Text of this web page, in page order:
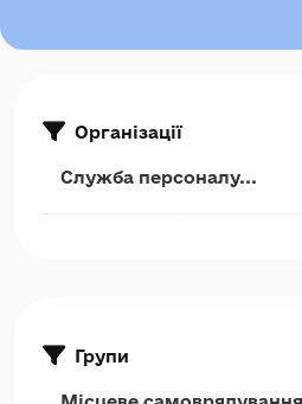
Організації
Служба персоналу...
Групи